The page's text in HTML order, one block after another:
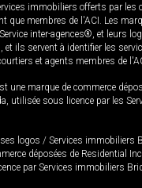
immobiliers offerts par les
que membres de l'ACI. Les
inter-agences®, et leurs
et ils servent à identifier les
et agents membres de
une marque de commerce
utilisée sous licence par les
logos / Services immobiliers
déposées de Residential
par Services immobiliers